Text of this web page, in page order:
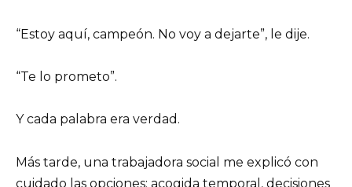
“Estoy aquí, campeón. No voy a dejarte”, le dije.
“Te lo prometo”.
Y cada palabra era verdad.
Más tarde, una trabajadora social me explicó con
cuidado las opciones: acogida temporal, decisiones